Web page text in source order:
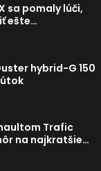
sa pomaly lúči,
ešte…
hybrid-G 150
Trafic
na najkratšie…